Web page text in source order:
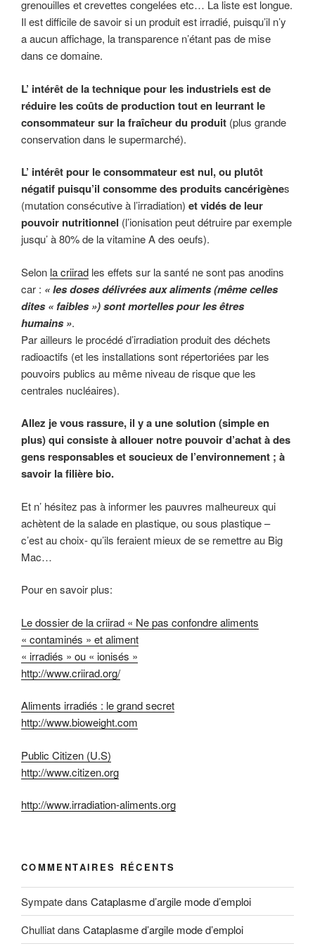
grenouilles et crevettes congelées etc… La liste est longue.
Il est difficile de savoir si un produit est irradié, puisqu’il n’y
a aucun affichage, la transparence n’étant pas de mise
dans ce domaine.
L’ intérêt de la technique pour les industriels est de
réduire les coûts de production tout en leurrant le
consommateur sur la fraîcheur du produit (plus grande
conservation dans le supermarché).
L’ intérêt pour le consommateur est nul, ou plutôt
négatif puisqu’il consomme des produits cancérigènes
(mutation consécutive à l’irradiation) et vidés de leur
pouvoir nutritionnel (l’ionisation peut détruire par exemple
jusqu’ à 80% de la vitamine A des oeufs).
Selon la criirad les effets sur la santé ne sont pas anodins
car : « les doses délivrées aux aliments (même celles
dites « faibles ») sont mortelles pour les êtres
humains ».
Par ailleurs le procédé d’irradiation produit des déchets
radioactifs (et les installations sont répertoriées par les
pouvoirs publics au même niveau de risque que les
centrales nucléaires).
Allez je vous rassure, il y a une solution (simple en
plus) qui consiste à allouer notre pouvoir d’achat à des
gens responsables et soucieux de l’environnement ; à
savoir la filière bio.
Et n’ hésitez pas à informer les pauvres malheureux qui
achètent de la salade en plastique, ou sous plastique –
c’est au choix- qu’ils feraient mieux de se remettre au Big
Mac…
Pour en savoir plus:
Le dossier de la criirad « Ne pas confondre aliments
« contaminés » et aliment
« irradiés » ou « ionisés »
http://www.criirad.org/
Aliments irradiés : le grand secret
http://www.bioweight.com
Public Citizen (U.S)
http://www.citizen.org
http://www.irradiation-aliments.org
COMMENTAIRES RÉCENTS
Sympatedans Cataplasme d’argile mode d’emploi
Chulliatdans Cataplasme d’argile mode d’emploi